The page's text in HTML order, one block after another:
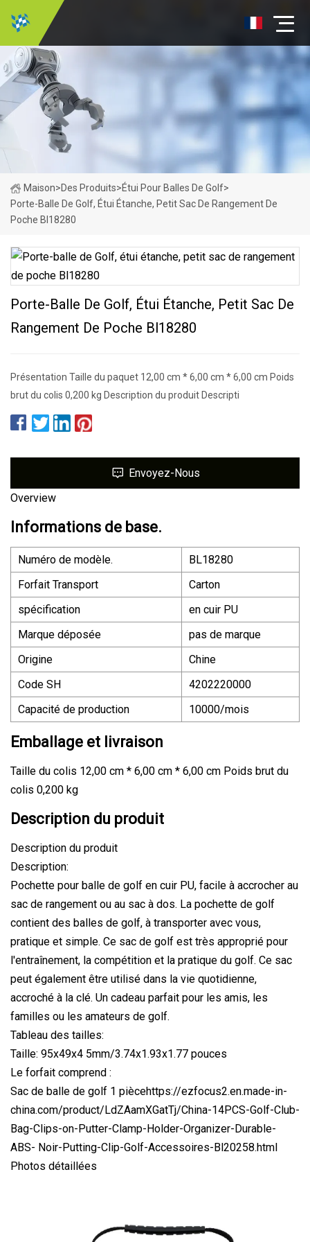
Maison>Des Produits>Étui Pour Balles De Golf>
Porte-Balle De Golf, Étui Étanche, Petit Sac De Rangement De
Poche Bl18280
Porte-Balle De Golf, Étui Étanche, Petit Sac De
Rangement De Poche Bl18280
Présentation Taille du paquet 12,00 cm * 6,00 cm * 6,00 cm Poids
brut du colis 0,200 kg Description du produit Descripti
Envoyez-Nous
Overview
Informations de base.
Numéro de modèle.
BL18280
Forfait Transport
Carton
spécification
en cuir PU
Marque déposée
pas de marque
Origine
Chine
Code SH
4202220000
Capacité de production
10000/mois
Emballage et livraison
Taille du colis 12,00 cm * 6,00 cm * 6,00 cm Poids brut du
colis 0,200 kg
Description du produit
Description du produit
Description:
Pochette pour balle de golf en cuir PU, facile à accrocher au
sac de rangement ou au sac à dos. La pochette de golf
contient des balles de golf, à transporter avec vous,
pratique et simple. Ce sac de golf est très approprié pour
l'entraînement, la compétition et la pratique du golf. Ce sac
peut également être utilisé dans la vie quotidienne,
accroché à la clé. Un cadeau parfait pour les amis, les
familles ou les amateurs de golf.
Tableau des tailles:
Taille: 95x49x4 5mm/3.74x1.93x1.77 pouces
Le forfait comprend :
Sac de balle de golf 1 piècehttps://ezfocus2.en.made-in-
china.com/product/LdZAamXGatTj/China-14PCS-Golf-Club-
Bag-Clips-on-Putter-Clamp-Holder-Organizer-Durable-
ABS- Noir-Putting-Clip-Golf-Accessoires-Bl20258.html
Photos détaillées